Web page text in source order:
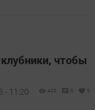
чтобы
- 11:20 420 0 0